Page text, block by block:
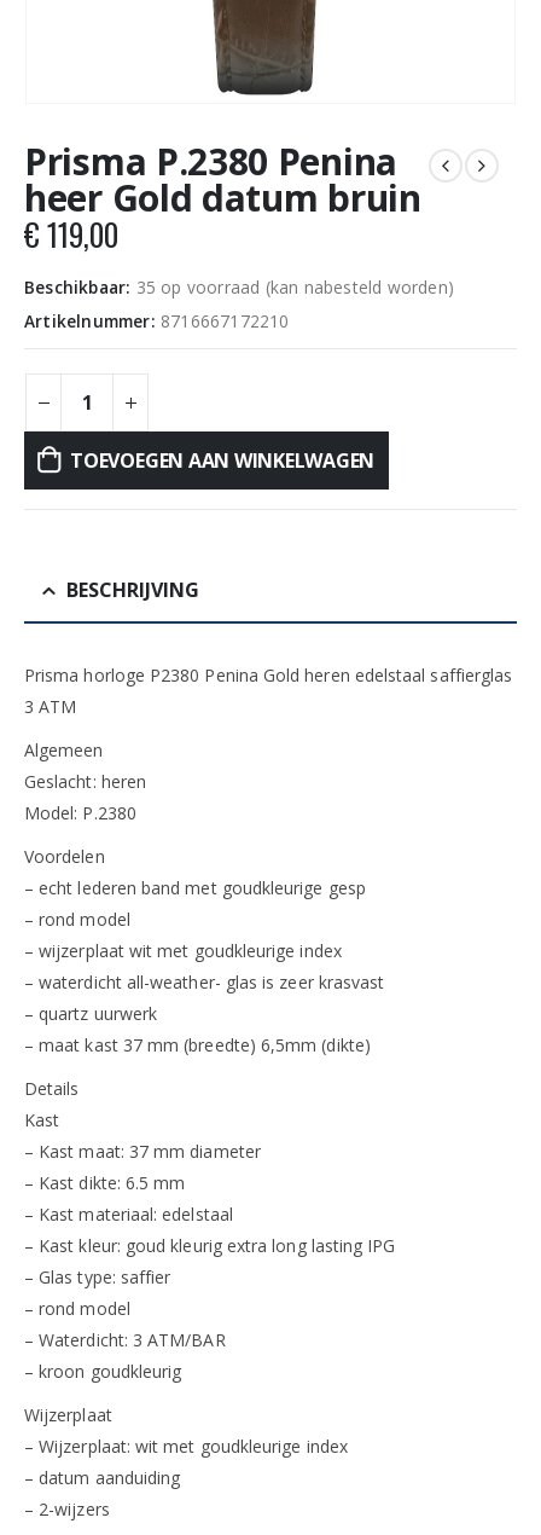
Prisma P.2380 Penina
heer Gold datum bruin
€119,00
Beschikbaar: 35 op voorraad (kan nabesteld worden)
Artikelnummer: 8716667172210
TOEVOEGEN AAN WINKELWAGEN
BESCHRIJVING
Prisma horloge P2380 Penina Gold heren edelstaal saffierglas
3 ATM
Algemeen
Geslacht: heren
Model: P.2380
Voordelen
– echt lederen band met goudkleurige gesp
– rond model
– wijzerplaat wit met goudkleurige index
– waterdicht all-weather- glas is zeer krasvast
– quartz uurwerk
– maat kast 37 mm (breedte) 6,5mm (dikte)
Details
Kast
– Kast maat: 37 mm diameter
– Kast dikte: 6.5 mm
– Kast materiaal: edelstaal
– Kast kleur: goud kleurig extra long lasting IPG
– Glas type: saffier
– rond model
– Waterdicht: 3 ATM/BAR
– kroon goudkleurig
Wijzerplaat
– Wijzerplaat: wit met goudkleurige index
– datum aanduiding
– 2-wijzers